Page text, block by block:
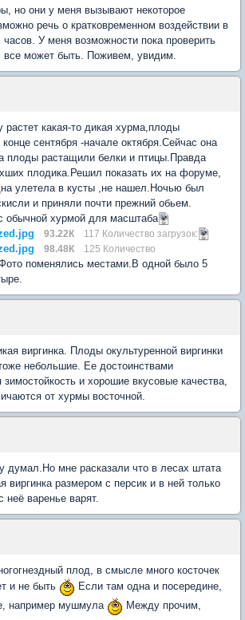
но они у меня вызывают некоторое
речь о кратковременном воздействии в
часов. У меня возможности пока проверить
может быть. Поживем, увидим.
растет какая-то дикая хурма,плоды
сентября -начале октября.Сейчас она
плоды растащили белки и птицы.Правда
плодика.Решил показать их на форуме,
улетела в кусты ,не нашел.Ночью был
и приняли почти прежний обьем.
обычной хурмой для масштаба
93.22К 117 Количество загрузок:
98.48К
125 Количество
поменялись местами.В одной было 5
виргинка. Плоды окультуренной виргинки
небольшие. Ее достоинствами
и хорошие вкусовые качества,
от хурмы восточной.
думал.Но мне расказали что в лесах штата
виргинка размером с персик и в ней только
неё варенье варят.
плод, в смысле много косточек
и не быть
Если там одна и посередине,
например мушмула
Между прочим,